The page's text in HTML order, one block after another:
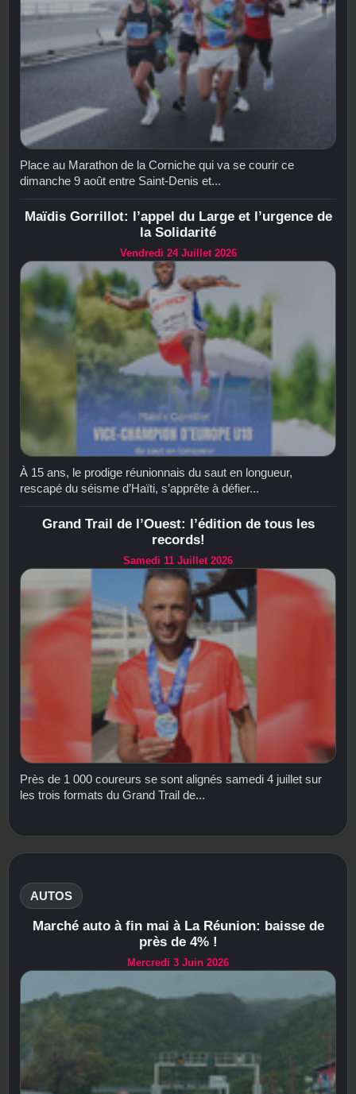
Place au Marathon de la Corniche qui va se courir ce
dimanche 9 août entre Saint-Denis et...
Maïdis Gorrillot: l’appel du Large et l’urgence de
la Solidarité
Vendredi 24 Juillet 2026
À 15 ans, le prodige réunionnais du saut en longueur,
rescapé du séisme d’Haïti, s’apprête à défier...
Grand Trail de l’Ouest: l’édition de tous les
records!
Samedi 11 Juillet 2026
Près de 1 000 coureurs se sont alignés samedi 4 juillet sur
les trois formats du Grand Trail de...
AUTOS
Marché auto à fin mai à La Réunion: baisse de
près de 4% !
Mercredi 3 Juin 2026